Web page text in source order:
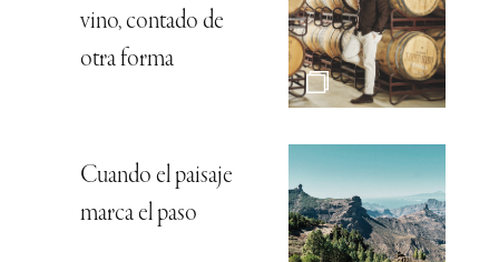
vino, contado de
otra forma
Cuando el paisaje
marca el paso